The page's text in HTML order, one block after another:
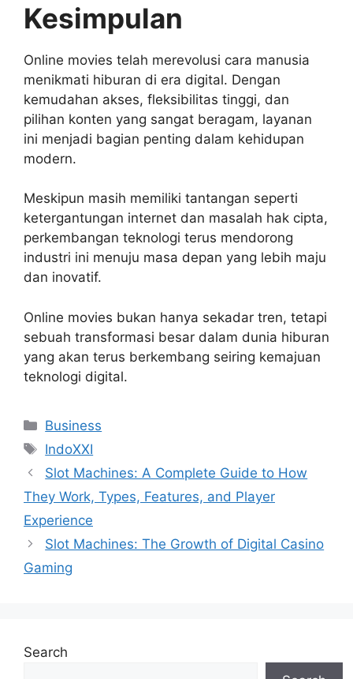
Kesimpulan
Online movies telah merevolusi cara manusia
menikmati hiburan di era digital. Dengan
kemudahan akses, fleksibilitas tinggi, dan
pilihan konten yang sangat beragam, layanan
ini menjadi bagian penting dalam kehidupan
modern.
Meskipun masih memiliki tantangan seperti
ketergantungan internet dan masalah hak cipta,
perkembangan teknologi terus mendorong
industri ini menuju masa depan yang lebih maju
dan inovatif.
Online movies bukan hanya sekadar tren, tetapi
sebuah transformasi besar dalam dunia hiburan
yang akan terus berkembang seiring kemajuan
teknologi digital.
Categories
Business
Tags
IndoXXI
Slot Machines: A Complete Guide to How
They Work, Types, Features, and Player
Experience
Slot Machines: The Growth of Digital Casino
Gaming
Search